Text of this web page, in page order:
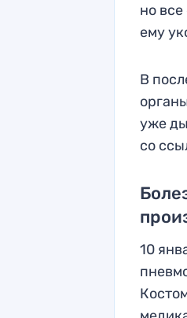
но
ему
В
уже
со
10